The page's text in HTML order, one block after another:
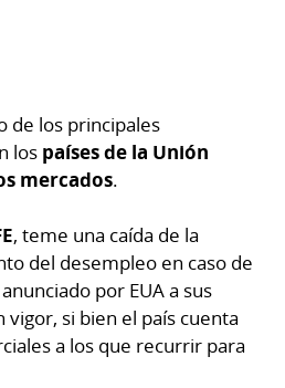
de los principales
los países de la Unión
mercados.
, teme una caída de la
del desempleo en caso de
por EUA a sus
si bien el país cuenta
a los que recurrir para